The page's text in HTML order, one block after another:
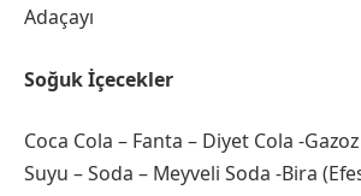
Adaçayı
Soğuk İçecekler
Coca Cola – Fanta – Diyet Cola -
Suyu – Soda – Meyveli Soda -Bira